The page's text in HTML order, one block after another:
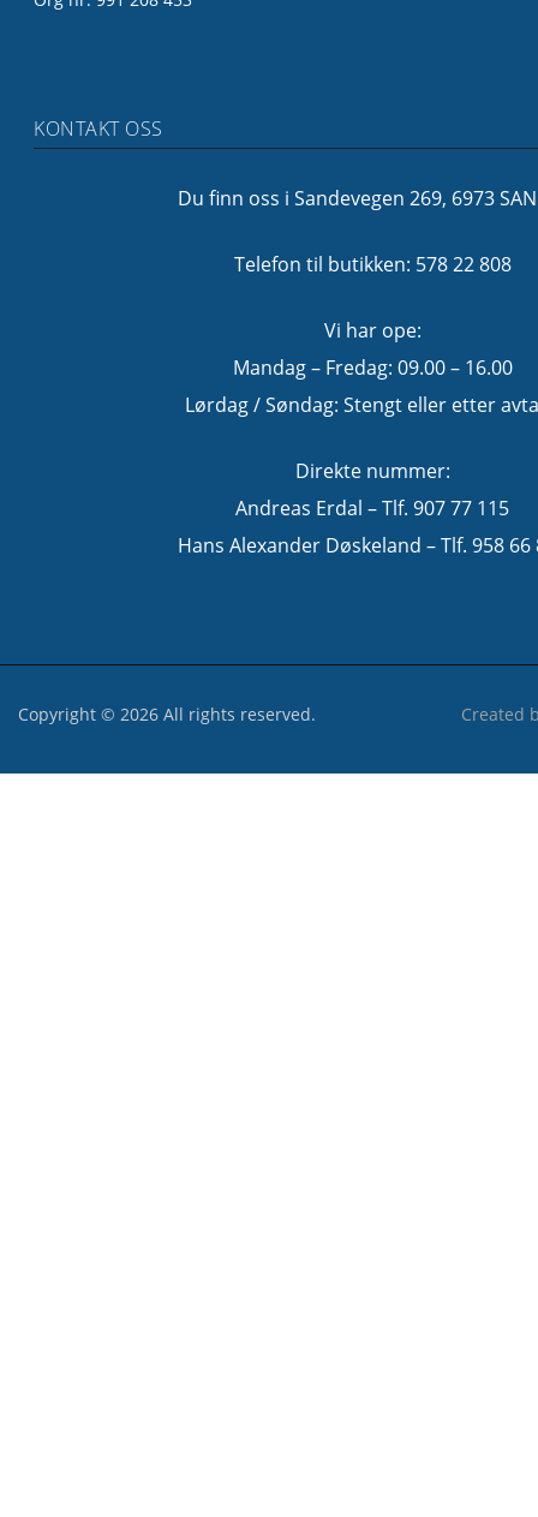
KONTAKT OSS
Du finn oss i Sandevegen 269, 6973
Telefon til butikken: 578 22 808
Vi har ope:
Mandag – Fredag: 09.00 – 16.00
Lørdag / Søndag: Stengt eller etter
Direkte nummer:
Andreas Erdal – Tlf. 907 77 115
Hans Alexander Døskeland – Tlf. 958 66
Copyright © 2026 All rights reserved. Created